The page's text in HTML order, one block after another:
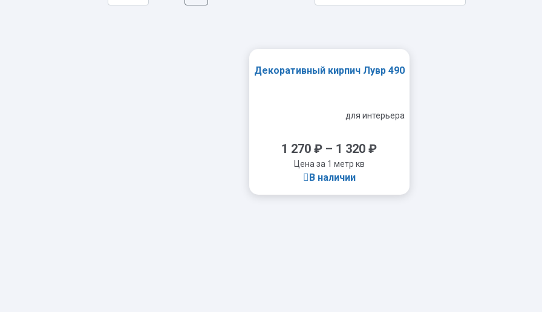
Декоративный кирпич Лувр 490
для интерьера
1 270 ₽ – 1 320 ₽
Цена за 1 метр кв
В наличии